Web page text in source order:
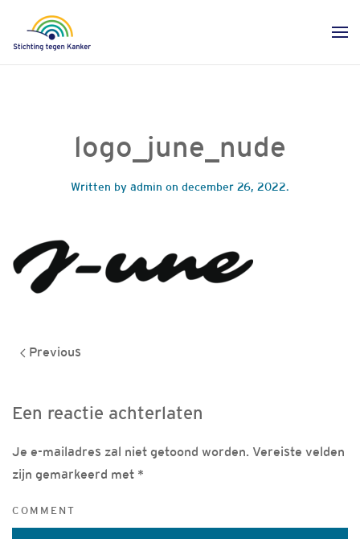
logo_june_nude
Written by admin on december 26, 2022.
Previous
Een reactie achterlaten
Je e-mailadres zal niet getoond worden. Vereiste velden
zijn gemarkeerd met *
COMMENT